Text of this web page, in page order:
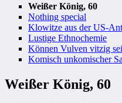
Weißer König, 60
Nothing special
Klowitze aus der US-
Lustige Ethnochemie
Können Vulven vitzig
Komisch unkomischer
Weißer König, 60